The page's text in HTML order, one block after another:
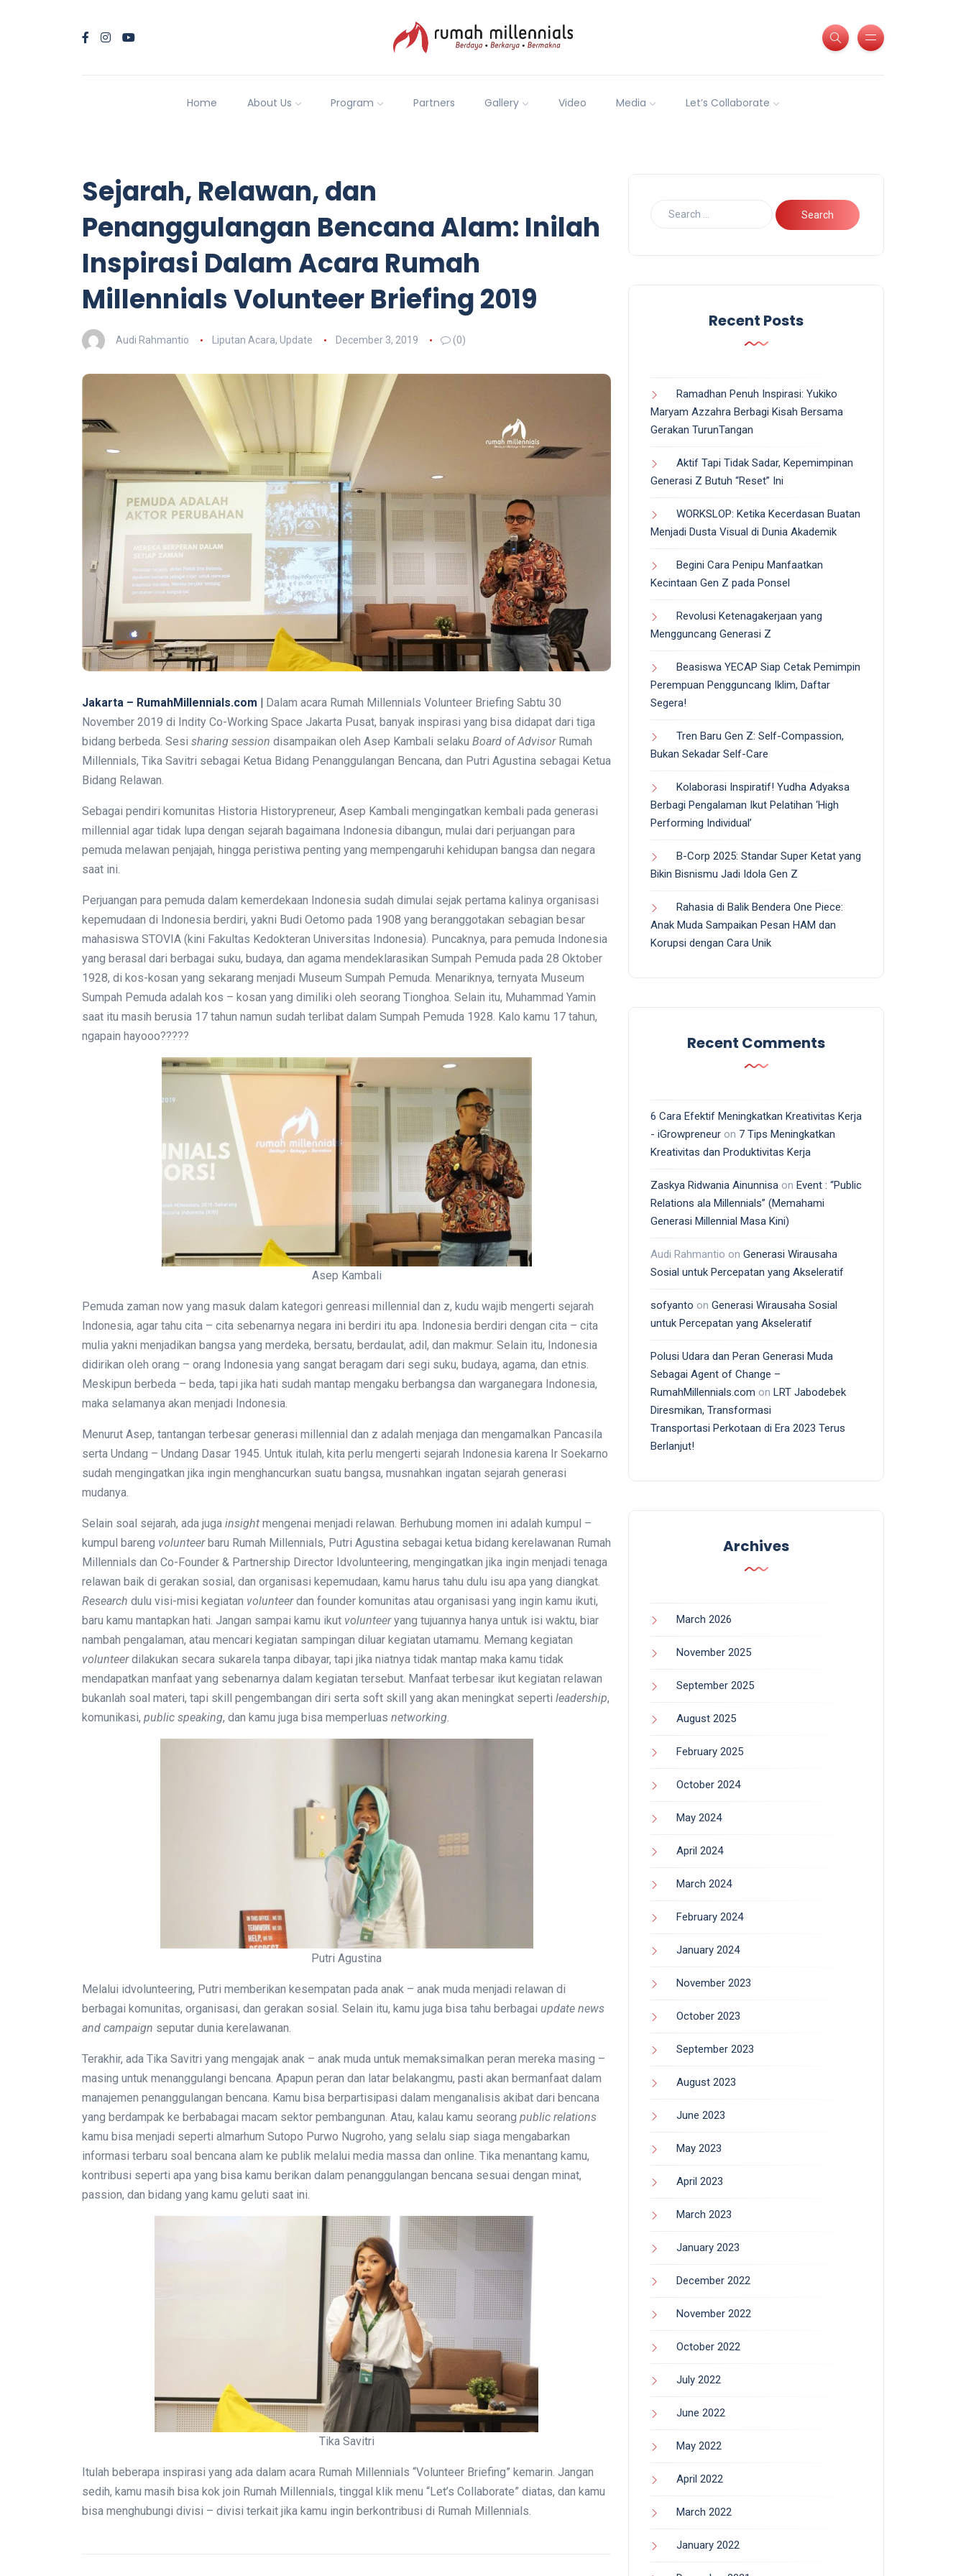
Home About Us Program Partners Gallery Video Media Let’s Collaborate
Sejarah, Relawan, dan
Penanggulangan Bencana Alam: Inilah
Inspirasi Dalam Acara Rumah
Millennials Volunteer Briefing 2019
Audi Rahmantio Liputan Acara, Update December 3, 2019 (0)
Jakarta – RumahMillennials.com |
Dalam acara Rumah Millennials Volunteer Briefing Sabtu 30
November 2019 di Indity Co-Working Space Jakarta Pusat, banyak inspirasi yang bisa didapat dari tiga
bidang berbeda. Sesi sharing session disampaikan oleh Asep Kambali selaku Board of Advisor Rumah
Millennials, Tika Savitri sebagai Ketua Bidang Penanggulangan Bencana, dan Putri Agustina sebagai Ketua
Bidang Relawan.
Sebagai pendiri komunitas Historia Historypreneur, Asep Kambali mengingatkan kembali pada generasi
millennial agar tidak lupa dengan sejarah bagaimana Indonesia dibangun, mulai dari perjuangan para
pemuda melawan penjajah, hingga peristiwa penting yang mempengaruhi kehidupan bangsa dan negara
saat ini.
Perjuangan para pemuda dalam kemerdekaan Indonesia sudah dimulai sejak pertama kalinya organisasi
kepemudaan di Indonesia berdiri, yakni Budi Oetomo pada 1908 yang beranggotakan sebagian besar
mahasiswa STOVIA (kini Fakultas Kedokteran Universitas Indonesia). Puncaknya, para pemuda Indonesia
yang berasal dari berbagai suku, budaya, dan agama mendeklarasikan Sumpah Pemuda pada 28 Oktober
1928, di kos-kosan yang sekarang menjadi Museum Sumpah Pemuda. Menariknya, ternyata Museum
Sumpah Pemuda adalah kos – kosan yang dimiliki oleh seorang Tionghoa. Selain itu, Muhammad Yamin
saat itu masih berusia 17 tahun namun sudah terlibat dalam Sumpah Pemuda 1928. Kalo kamu 17 tahun,
ngapain hayooo?????
Asep Kambali
Pemuda zaman now yang masuk dalam kategori genreasi millennial dan z, kudu wajib mengerti sejarah
Indonesia, agar tahu cita – cita sebenarnya negara ini berdiri itu apa. Indonesia berdiri dengan cita – cita
mulia yakni menjadikan bangsa yang merdeka, bersatu, berdaulat, adil, dan makmur. Selain itu, Indonesia
didirikan oleh orang – orang Indonesia yang sangat beragam dari segi suku, budaya, agama, dan etnis.
Meskipun berbeda – beda, tapi jika hati sudah mantap mengaku berbangsa dan warganegara Indonesia,
maka selamanya akan menjadi Indonesia.
Menurut Asep, tantangan terbesar generasi millennial dan z adalah menjaga dan mengamalkan Pancasila
serta Undang – Undang Dasar 1945. Untuk itulah, kita perlu mengerti sejarah Indonesia karena Ir Soekarno
sudah mengingatkan jika ingin menghancurkan suatu bangsa, musnahkan ingatan sejarah generasi
mudanya.
Selain soal sejarah, ada juga insight mengenai menjadi relawan. Berhubung momen ini adalah kumpul –
kumpul bareng volunteerbaru Rumah Millennials, Putri Agustina sebagai ketua bidang kerelawanan Rumah
Millennials dan Co-Founder & Partnership Director Idvolunteering, mengingatkan jika ingin menjadi tenaga
relawan baik di gerakan sosial, dan organisasi kepemudaan, kamu harus tahu dulu isu apa yang diangkat.
Research dulu visi-misi kegiatan volunteerdan founder komunitas atau organisasi yang ingin kamu ikuti,
baru kamu mantapkan hati. Jangan sampai kamu ikut volunteeryang tujuannya hanya untuk isi waktu, biar
nambah pengalaman, atau mencari kegiatan sampingan diluar kegiatan utamamu. Memang kegiatan
volunteerdilakukan secara sukarela tanpa dibayar, tapi jika niatnya tidak mantap maka kamu tidak
mendapatkan manfaat yang sebenarnya dalam kegiatan tersebut. Manfaat terbesar ikut kegiatan relawan
bukanlah soal materi, tapi skill pengembangan diri serta soft skill yang akan meningkat seperti leadership,
komunikasi, public speaking, dan kamu juga bisa memperluas networking.
Putri Agustina
Melalui idvolunteering, Putri memberikan kesempatan pada anak – anak muda menjadi relawan di
berbagai komunitas, organisasi, dan gerakan sosial. Selain itu, kamu juga bisa tahu berbagai update news
and campaign seputar dunia kerelawanan.
Terakhir, ada Tika Savitri yang mengajak anak – anak muda untuk memaksimalkan peran mereka masing –
masing untuk menanggulangi bencana. Apapun peran dan latar belakangmu, pasti akan bermanfaat dalam
manajemen penanggulangan bencana. Kamu bisa berpartisipasi dalam menganalisis akibat dari bencana
yang berdampak ke berbabagai macam sektor pembangunan. Atau, kalau kamu seorang public relations
kamu bisa menjadi seperti almarhum Sutopo Purwo Nugroho, yang selalu siap siaga mengabarkan
informasi terbaru soal bencana alam ke publik melalui media massa dan online. Tika menantang kamu,
kontribusi seperti apa yang bisa kamu berikan dalam penanggulangan bencana sesuai dengan minat,
passion, dan bidang yang kamu geluti saat ini.
Tika Savitri
Itulah beberapa inspirasi yang ada dalam acara Rumah Millennials “Volunteer Briefing” kemarin. Jangan
sedih, kamu masih bisa kok join Rumah Millennials, tinggal klik menu “Let’s Collaborate” diatas, dan kamu
bisa menghubungi divisi – divisi terkait jika kamu ingin berkontribusi di Rumah Millennials.
Recent Posts
Ramadhan Penuh Inspirasi: Yukiko
Maryam Azzahra Berbagi Kisah Bersama
Gerakan TurunTangan
Aktif Tapi Tidak Sadar, Kepemimpinan
Generasi Z Butuh “Reset” Ini
WORKSLOP: Ketika Kecerdasan Buatan
Menjadi Dusta Visual di Dunia Akademik
Begini Cara Penipu Manfaatkan
Kecintaan Gen Z pada Ponsel
Revolusi Ketenagakerjaan yang
Mengguncang Generasi Z
Beasiswa YECAP Siap Cetak Pemimpin
Perempuan Pengguncang Iklim, Daftar
Segera!
Tren Baru Gen Z: Self-Compassion,
Bukan Sekadar Self-Care
Kolaborasi Inspiratif! Yudha Adyaksa
Berbagi Pengalaman Ikut Pelatihan ‘High
Performing Individual’
B-Corp 2025: Standar Super Ketat yang
Bikin Bisnismu Jadi Idola Gen Z
Rahasia di Balik Bendera One Piece:
Anak Muda Sampaikan Pesan HAM dan
Korupsi dengan Cara Unik
Recent Comments
6 Cara Efektif Meningkatkan Kreativitas Kerja
- iGrowpreneur on 7 Tips Meningkatkan
Kreativitas dan Produktivitas Kerja
Zaskya Ridwania Ainunnisa on Event : “Public
Relations ala Millennials” (Memahami
Generasi Millennial Masa Kini)
Audi Rahmantio on Generasi Wirausaha
Sosial untuk Percepatan yang Akseleratif
sofyanto on Generasi Wirausaha Sosial
untuk Percepatan yang Akseleratif
Polusi Udara dan Peran Generasi Muda
Sebagai Agent of Change –
RumahMillennials.com on LRT Jabodebek
Diresmikan, Transformasi
Transportasi Perkotaan di Era 2023 Terus
Berlanjut!
Archives
March 2026
November 2025
September 2025
August 2025
February 2025
October 2024
May 2024
April 2024
March 2024
February 2024
January 2024
November 2023
October 2023
September 2023
August 2023
June 2023
May 2023
April 2023
March 2023
January 2023
December 2022
November 2022
October 2022
July 2022
June 2022
May 2022
April 2022
March 2022
January 2022